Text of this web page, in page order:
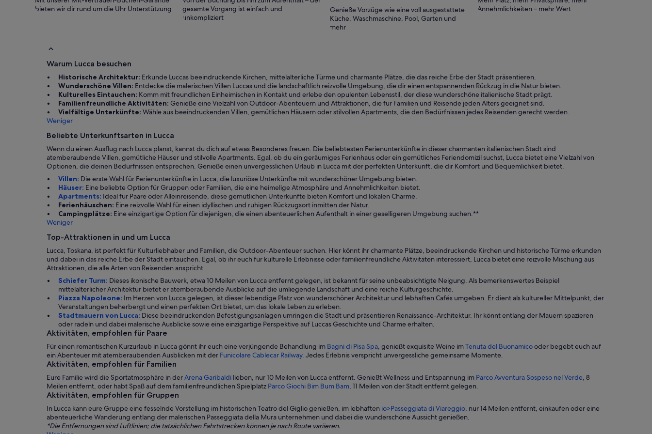
Vermieter hat sich vom ersten bis zum letzten
Moment mit grosser Herzlichkeit und (im
positivsten Sinn) professionell um alle unsere
Belange gekümmert. Alle Kostenfragen
vermutlich auch zu gegebener Zeit
wiederholen werden. In diesem Sinne hier
auch unseren herzlichen Dank und liebe
Grüsse an unseren Vermieter!
bieten wir dir rund um die Uhr Unterstützung
gesamte Vorgang ist einfach und
unkompliziert
Genieße Vorzüge wie eine voll ausgestattete
Küche, Waschmaschine, Pool, Garten und
mehr
Annehmlichkeiten – mehr Wert
Warum Lucca besuchen
Historische Architektur: Erkunde Luccas beeindruckende Kirchen, mittelalterliche Türme und charmante Plätze, die das reiche Erbe der Stadt präsentieren.
Wunderschöne Villen: Entdecke die malerischen Villen Luccas und die landschaftlich reizvolle Umgebung, die dir einen entspannenden Rückzug in die Natur bieten.
Kulturelles Eintauchen: Komm mit freundlichen Einheimischen in Kontakt und erlebe den opulenten Lebensstil, der diese wunderschöne italienische Stadt prägt.
Familienfreundliche Aktivitäten: Genieße eine Vielzahl von Outdoor-Abenteuern und Attraktionen, die für Familien und Reisende jeden Alters geeignet sind.
Vielfältige Unterkünfte: Wähle aus beeindruckenden Villen, gemütlichen Häusern oder stilvollen Apartments, die den Bedürfnissen jedes Reisenden gerecht werden.
Weniger
Beliebte Unterkunftsarten in Lucca
Wenn du einen Ausflug nach Lucca planst, kannst du dich auf etwas Besonderes freuen. Die beliebtesten Ferienunterkünfte in dieser charmanten italienischen Stadt sind
atemberaubende Villen, gemütliche Häuser und stilvolle Apartments. Egal, ob du ein geräumiges Ferienhaus oder ein gemütliches Feriendomizil suchst, Lucca bietet eine Vielzahl von
Optionen, die deinen Bedürfnissen entsprechen. Genieße einen unvergesslichen Urlaub in Lucca mit der perfekten Unterkunft, die dir Komfort und Bequemlichkeit bietet.
Villen: Die erste Wahl für Ferienunterkünfte in Lucca, die luxuriöse Unterkünfte mit wunderschöner Umgebung bieten.
Häuser: Eine beliebte Option für Gruppen oder Familien, die eine heimelige Atmosphäre und Annehmlichkeiten bietet.
Apartments: Ideal für Paare oder Alleinreisende, diese gemütlichen Unterkünfte bieten Komfort und lokalen Charme.
Ferienhäuschen: Eine reizvolle Wahl für einen idyllischen und ruhigen Rückzugsort inmitten der Natur.
Campingplätze: Eine einzigartige Option für diejenigen, die einen abenteuerlichen Aufenthalt in einer geselligeren Umgebung suchen.**
Weniger
Top-Attraktionen in und um Lucca
Lucca, Toskana, ist perfekt für Kulturliebhaber und Familien, die Outdoor-Abenteuer suchen. Hier könnt ihr charmante Plätze, beeindruckende Kirchen und historische Türme erkunden
und dabei in das reiche Erbe der Stadt eintauchen. Egal, ob ihr euch für kulturelle Erlebnisse oder familienfreundliche Aktivitäten interessiert, Lucca bietet eine reizvolle Mischung aus
Attraktionen, die alle Arten von Reisenden anspricht.
Schiefer Turm: Dieses ikonische Bauwerk, etwa 10 Meilen von Lucca entfernt gelegen, ist bekannt für seine unbeabsichtigte Neigung. Als bemerkenswertes Beispiel
mittelalterlicher Architektur bietet er atemberaubende Ausblicke auf die umliegende Landschaft und eine reiche Kulturgeschichte.
Piazza Napoleone: Im Herzen von Lucca gelegen, ist dieser lebendige Platz von wunderschöner Architektur und lebhaften Cafés umgeben. Er dient als kultureller Mittelpunkt, der
Veranstaltungen beherbergt und einen perfekten Ort bietet, um das lokale Leben zu erleben.
Stadtmauern von Lucca: Diese beeindruckenden Befestigungsanlagen umringen die Stadt und präsentieren Renaissance-Architektur. Ihr könnt entlang der Mauern spazieren
oder radeln und dabei malerische Ausblicke sowie eine einzigartige Perspektive auf Luccas Geschichte und Charme erhalten.
Aktivitäten, empfohlen für Paare
Für einen romantischen Kurzurlaub in Lucca gönnt ihr euch eine verjüngende Behandlung im Bagni di Pisa Spa, genießt exquisite Weine imTenuta del Buonamicooder begebt euch auf
ein Abenteuer mit atemberaubenden Ausblicken mit der Funicolare Cablecar Railway. Jedes Erlebnis verspricht unvergessliche gemeinsame Momente.
Aktivitäten, empfohlen für Familien
Eure Familie wird die Sportatmosphäre in derArena Garibaldi lieben, nur 10 Meilen von Lucca entfernt. Genießt Wellness und Entspannung im Parco Avventura Sospeso nel Verde, 8
Meilen entfernt, oder habt Spaß auf dem familienfreundlichen Spielplatz Parco Giochi Bim Bum Bam, 11 Meilen von der Stadt entfernt gelegen.
Aktivitäten, empfohlen für Gruppen
In Lucca kann eure Gruppe eine fesselnde Vorstellung im historischen Teatro del Giglio genießen, im lebhaften io>Passeggiata di Viareggio, nur 14 Meilen entfernt, einkaufen oder eine
abenteuerliche Wanderung entlang der malerischen Passeggiata della Mura unternehmen und dabei die wunderschöne Aussicht genießen.
*Die Entfernungen sind Luftlinien; die tatsächlichen Fahrtstrecken können je nach Route variieren.